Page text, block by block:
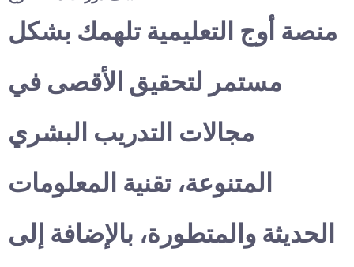
منصة أوج التعليمية تلهمك بشكل
مستمر لتحقيق الأقصى في
مجالات التدريب البشري
المتنوعة، تقنية المعلومات
الحديثة والمتطورة، بالإضافة إلى